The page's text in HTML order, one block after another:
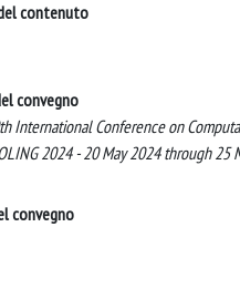
contenuto
convegno
International Conference on
2024 - 20 May 2024 through 25
convegno